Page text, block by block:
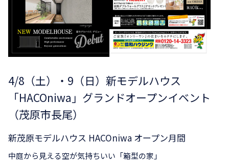
4/8（土）・9（日）新モデルハウス
「HACOniwa」グランドオープンイベント
（茂原市長尾）
新茂原モデルハウス HACOniwa オープン月間
中庭から見える空が気持ちいい「箱型の家」